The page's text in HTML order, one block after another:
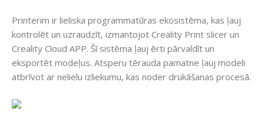
Printerim ir lieliska programmatūras ekosistēma, kas ļauj
kontrolēt un uzraudzīt, izmantojot Creality Print slicer un
Creality Cloud APP. Šī sistēma ļauj ērti pārvaldīt un
eksportēt modeļus. Atsperu tērauda pamatne ļauj modeli
atbrīvot ar nelielu izliekumu, kas noder drukāšanas procesā.